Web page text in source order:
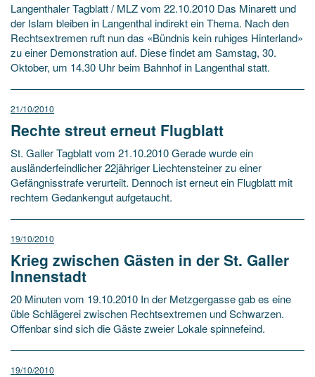
Langenthaler Tagblatt / MLZ vom 22.10.2010 Das Minarett und
der Islam bleiben in Langenthal indirekt ein Thema. Nach den
Rechtsextremen ruft nun das «Bündnis kein ruhiges Hinterland»
zu einer Demonstration auf. Diese findet am Samstag, 30.
Oktober, um 14.30 Uhr beim Bahnhof in Langenthal statt.
21/10/2010
Rechte streut erneut Flugblatt
St. Galler Tagblatt vom 21.10.2010 Gerade wurde ein
ausländerfeindlicher 22jähriger Liechtensteiner zu einer
Gefängnisstrafe verurteilt. Dennoch ist erneut ein Flugblatt mit
rechtem Gedankengut aufgetaucht.
19/10/2010
Krieg zwischen Gästen in der St. Galler
Innenstadt
20 Minuten vom 19.10.2010 In der Metzgergasse gab es eine
üble Schlägerei zwischen Rechtsextremen und Schwarzen.
Offenbar sind sich die Gäste zweier Lokale spinnefeind.
19/10/2010